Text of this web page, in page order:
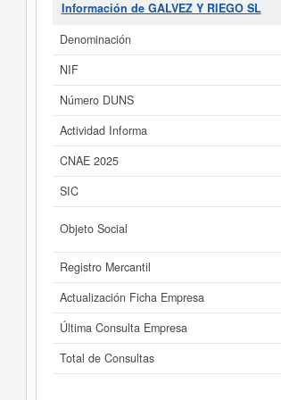
subvenciones que esta empresa y las
Si está interesado en conocer más datos
RIEGO SL y consultar los
La
Información de GALVEZ Y RIEGO SL
Denominación
NIF
Número DUNS
Actividad Informa
CNAE 2025
SIC
Objeto Social
Registro Mercantil
Actualización Ficha Empresa
Última Consulta Empresa
Total de Consultas